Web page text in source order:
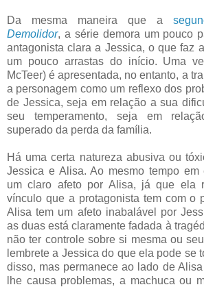
Da mesma maneira que a
Demolidor, a série demora um pouco
antagonista clara a Jessica, o que faz
um pouco arrastas do início. Uma
McTeer) é apresentada, no entanto, a
a personagem como um reflexo dos
de Jessica, seja em relação a sua
seu temperamento, seja em
superado da perda da família.
Há uma certa natureza abusiva ou
Jessica e Alisa. Ao mesmo tempo em
um claro afeto por Alisa, já que ela
vínculo que a protagonista tem com o
Alisa tem um afeto inabalável por
as duas está claramente fadada à
não ter controle sobre si mesma ou
lembrete a Jessica do que ela pode se
disso, mas permanece ao lado de
lhe causa problemas, a machuca ou